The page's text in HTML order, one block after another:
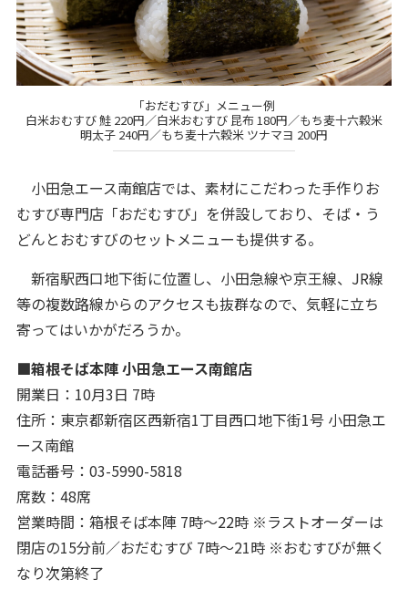
「おだむすび」メニュー例
白米おむすび 鮭 220円／白米おむすび 昆布 180円／もち麦十六穀米
明太子 240円／もち麦十六穀米 ツナマヨ 200円
小田急エース南館店では、素材にこだわった手作りお
むすび専門店「おだむすび」を併設しており、そば・う
どんとおむすびのセットメニューも提供する。
新宿駅西口地下街に位置し、小田急線や京王線、JR線
等の複数路線からのアクセスも抜群なので、気軽に立ち
寄ってはいかがだろうか。
■箱根そば本陣 小田急エース南館店
開業日：10月3日 7時
住所：東京都新宿区西新宿1丁目西口地下街1号 小田急エ
ース南館
電話番号：03-5990-5818
席数：48席
営業時間：箱根そば本陣 7時〜22時 ※ラストオーダーは
閉店の15分前／おだむすび 7時〜21時 ※おむすびが無く
なり次第終了